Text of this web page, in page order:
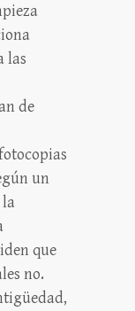
las
de
un
que
no.